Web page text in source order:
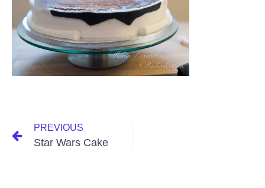
PREVIOUS
Star Wars Cake